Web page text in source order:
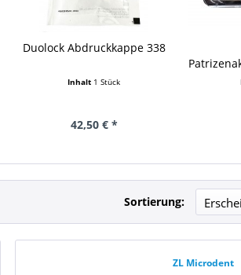
Duolock Abdruckkappe 338
Inhalt 1 Stück
42,50 € *
Sortierung:
ZL Microdent